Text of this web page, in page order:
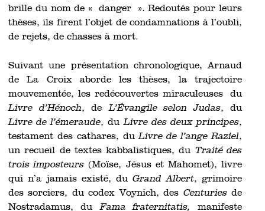
brille du nom de « danger ». Redoutés pour leurs
thèses, ils firent l’objet de condamnations à l’oubli,
de rejets, de chasses à mort.
Suivant une présentation chronologique, Arnaud
de La Croix aborde les thèses, la trajectoire
mouvementée, les redécouvertes miraculeuses du
Livre d’Hénoch, deL’Évangile selon Judas, du
Livre de l’émeraude, duLivre des deux principes,
testament des cathares, duLivre de l’ange Raziel,
un recueil de textes kabbalistiques, du Traité des
trois imposteurs (Moïse, Jésus et Mahomet), livre
qui n’a jamais existé, duGrand Albert, grimoire
des sorciers, du codex Voynich, des Centuriesde
Nostradamus, duFama fraternitatis,
manifeste